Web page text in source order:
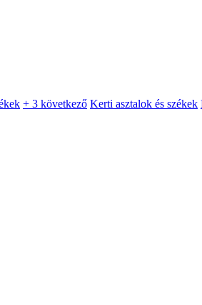
+ 3 következő Kerti asztalok és székek